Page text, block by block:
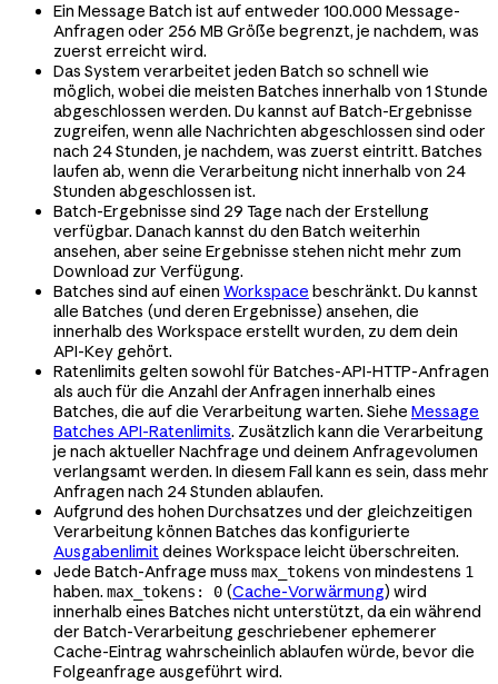
Ein Message Batch ist auf entweder 100.000 Message-
Anfragen oder 256 MB Größe begrenzt, je nachdem, was
zuerst erreicht wird.
Das System verarbeitet jeden Batch so schnell wie
möglich, wobei die meisten Batches innerhalb von 1 Stunde
abgeschlossen werden. Du kannst auf Batch-Ergebnisse
zugreifen, wenn alle Nachrichten abgeschlossen sind oder
nach 24 Stunden, je nachdem, was zuerst eintritt. Batches
laufen ab, wenn die Verarbeitung nicht innerhalb von 24
Stunden abgeschlossen ist.
Batch-Ergebnisse sind 29 Tage nach der Erstellung
verfügbar. Danach kannst du den Batch weiterhin
ansehen, aber seine Ergebnisse stehen nicht mehr zum
Download zur Verfügung.
Batches sind auf einen Workspace beschränkt. Du kannst
alle Batches (und deren Ergebnisse) ansehen, die
innerhalb des Workspace erstellt wurden, zu dem dein
API-Key gehört.
Ratenlimits gelten sowohl für Batches-API-HTTP-Anfragen
als auch für die Anzahl der Anfragen innerhalb eines
Batches, die auf die Verarbeitung warten. Siehe Message
Batches API-Ratenlimits. Zusätzlich kann die Verarbeitung
je nach aktueller Nachfrage und deinem Anfragevolumen
verlangsamt werden. In diesem Fall kann es sein, dass mehr
Anfragen nach 24 Stunden ablaufen.
Aufgrund des hohen Durchsatzes und der gleichzeitigen
Verarbeitung können Batches das konfigurierte
Ausgabenlimitdeines Workspace leicht überschreiten.
Jede Batch-Anfrage muss max_tokens von mindestens 1
haben. max_tokens: 0 (Cache-Vorwärmung) wird
innerhalb eines Batches nicht unterstützt, da ein während
der Batch-Verarbeitung geschriebener ephemerer
Cache-Eintrag wahrscheinlich ablaufen würde, bevor die
Folgeanfrage ausgeführt wird.